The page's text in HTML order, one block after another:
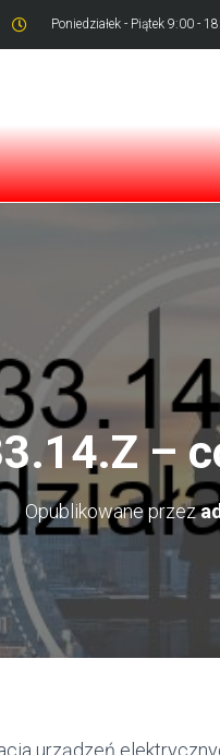
Poniedziałek - Piątek 9:00 -
–
Opublikowane przez
urządzeń